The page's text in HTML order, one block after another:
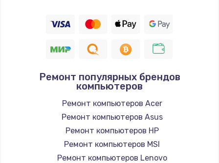
1160 руб.
995 руб.
Заказать
Замена южного моста
2750 руб.
Заказать
Ремонт популярных брендов
компьютеров
Ремонт компьютеров Acer
Ремонт компьютеров Asus
Ремонт компьютеров HP
Ремонт компьютеров MSI
Ремонт компьютеров Lenovo